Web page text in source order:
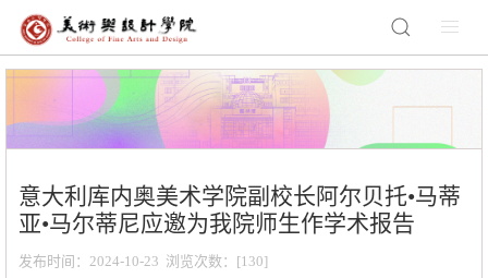
意大利库内奥美术学院副校长阿尔贝托•马蒂
亚•马尔蒂尼应邀为我院师生作学术报告
发布时间：2024-10-23 浏览次数：[130]